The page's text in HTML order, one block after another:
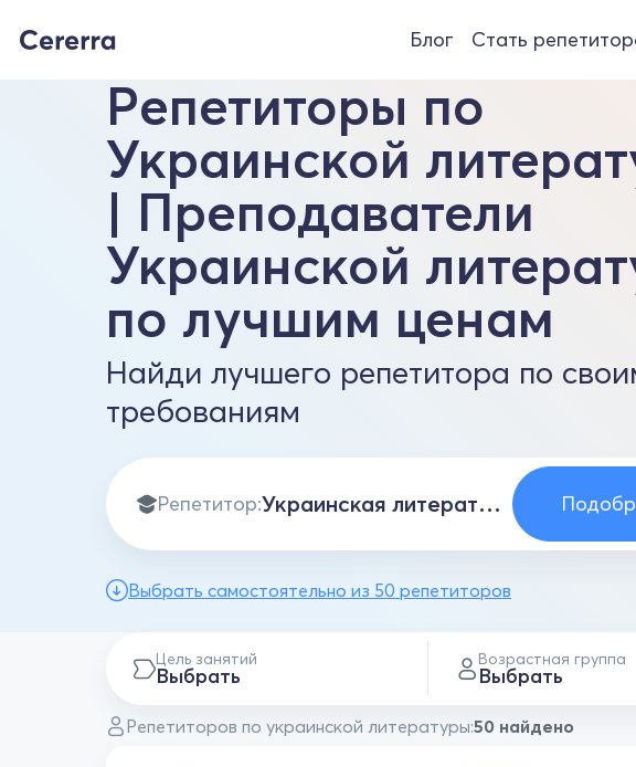
Блог Стать
Репетиторы по
Украинской
| Преподаватели
Украинской
по лучшим ценам
Найди лучшего репетитора по
требованиям
Репетитор:
Выбрать самостоятельно из 50 репетиторов
Цель занятий
Выбрать
Возрастная группа
Выбрать
Репетиторов по украинской литературы:50 найдено